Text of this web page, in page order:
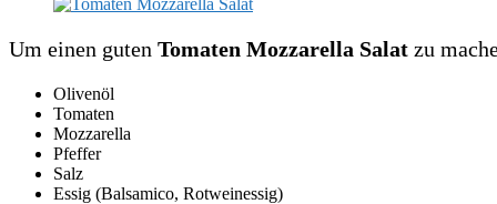
Um einen guten Tomaten Mozzarella Salat zu
Olivenöl
Tomaten
Mozzarella
Pfeffer
Salz
Essig (Balsamico, Rotweinessig)